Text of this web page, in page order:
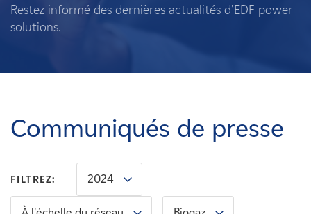
Propriétaires fonciers
Carrières
Nouvelles
Restez informé des dernières actualités d'EDF power
solutions.
Communiqués de presse
FILTREZ: 2024